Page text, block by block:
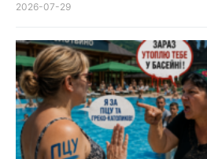
2026-07-29